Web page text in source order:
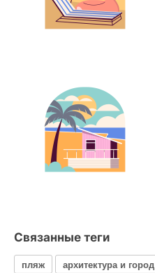
Связанные теги
пляж архитектура и город